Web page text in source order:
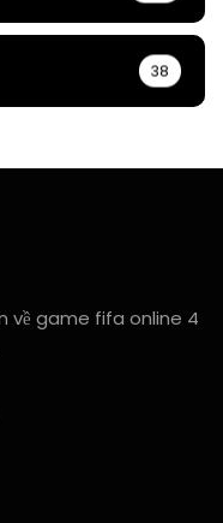
38
về game fifa online 4